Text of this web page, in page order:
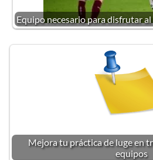
Equipo necesario para disfrutar
Mejora tu práctica de luge en
equipos